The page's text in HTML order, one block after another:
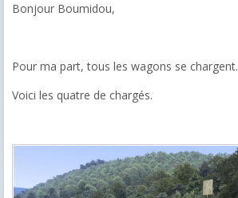
Bonjour Boumidou,
Pour ma part, tous les wagons se chargent.
Voici les quatre de chargés.